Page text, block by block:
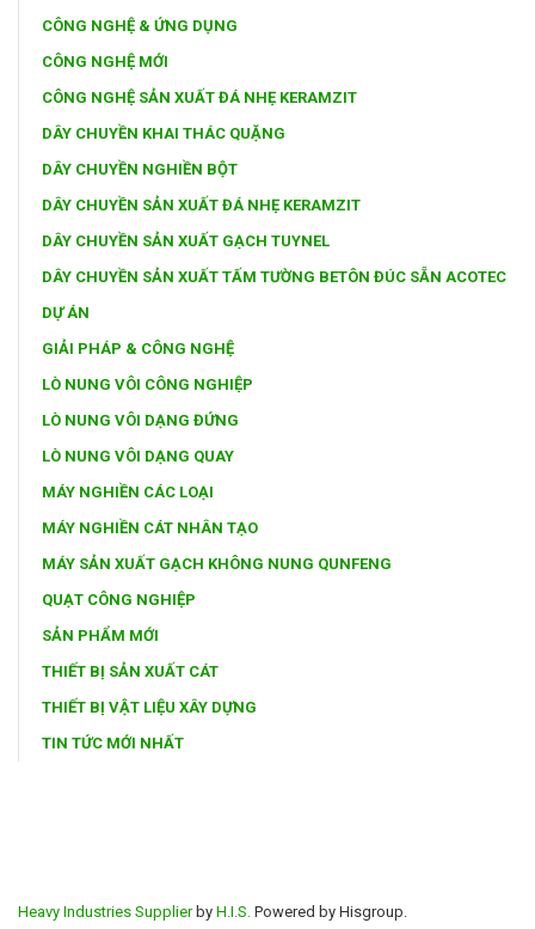
CÔNG NGHỆ & ỨNG DỤNG
CÔNG NGHỆ MỚI
CÔNG NGHỆ SẢN XUẤT ĐÁ NHẸ KERAMZIT
DÂY CHUYỀN KHAI THÁC QUẶNG
DÂY CHUYỀN NGHIỀN BỘT
DÂY CHUYỀN SẢN XUẤT ĐÁ NHẸ KERAMZIT
DÂY CHUYỀN SẢN XUẤT GẠCH TUYNEL
DÂY CHUYỀN SẢN XUẤT TẤM TƯỜNG BETÔN ĐÚC SẴN ACOTEC
DỰ ÁN
GIẢI PHÁP & CÔNG NGHỆ
LÒ NUNG VÔI CÔNG NGHIỆP
LÒ NUNG VÔI DẠNG ĐỨNG
LÒ NUNG VÔI DẠNG QUAY
MÁY NGHIỀN CÁC LOẠI
MÁY NGHIỀN CÁT NHÂN TẠO
MÁY SẢN XUẤT GẠCH KHÔNG NUNG QUNFENG
QUẠT CÔNG NGHIỆP
SẢN PHẨM MỚI
THIẾT BỊ SẢN XUẤT CÁT
THIẾT BỊ VẬT LIỆU XÂY DỰNG
TIN TỨC MỚI NHẤT
Heavy Industries Supplierby H.I.S. Powered by Hisgroup.